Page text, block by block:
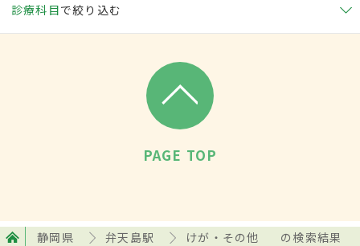
診療科目で絞り込む
PAGE TOP
静岡県 弁天島駅 けが・その他 の検索結果